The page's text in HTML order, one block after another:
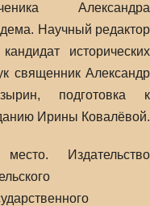
Александра
Научный редактор
исторических
священник Александр
подготовка к
Ирины Ковалёвой.
Издательство